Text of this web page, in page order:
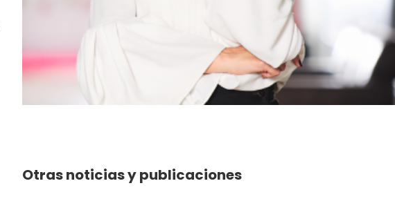
Otras noticias y publicaciones